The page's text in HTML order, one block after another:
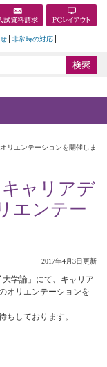
非常時の対応
リエンテーションを開催しま
キャリアデ
エンテー
2017年4月3日更新
大学論」にて、キャリア
オリエンテーションを
ちしております。